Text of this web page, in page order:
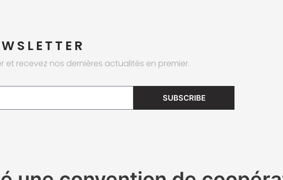
et recevez nos dernières actualités en premier.
SUBSCRIBE